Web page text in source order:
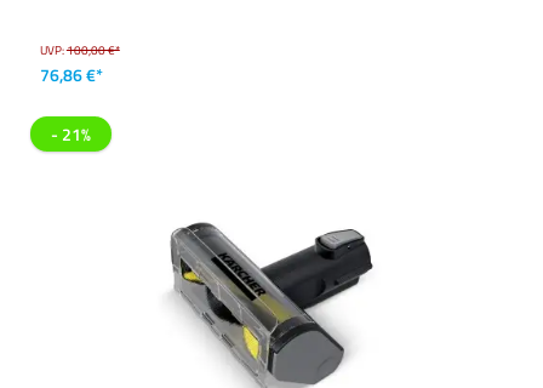
UVP:100,00 €*
76,86 €*
- 21%